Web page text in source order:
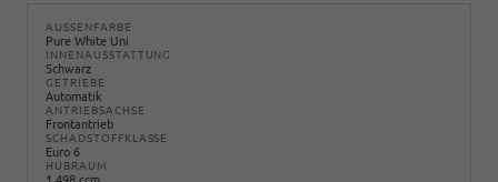
AUSSENFARBE
Pure White Uni
INNENAUSSTATTUNG
Schwarz
GETRIEBE
Automatik
ANTRIEBSACHSE
Frontantrieb
SCHADSTOFFKLASSE
Euro 6
HUBRAUM